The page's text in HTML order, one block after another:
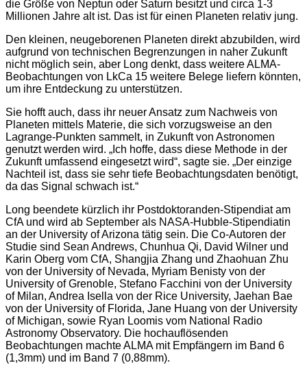
die Größe von Neptun oder Saturn besitzt und circa 1-3
Millionen Jahre alt ist. Das ist für einen Planeten relativ jung.
Den kleinen, neugeborenen Planeten direkt abzubilden, wird
aufgrund von technischen Begrenzungen in naher Zukunft
nicht möglich sein, aber Long denkt, dass weitere ALMA-
Beobachtungen von LkCa 15 weitere Belege liefern könnten,
um ihre Entdeckung zu unterstützen.
Sie hofft auch, dass ihr neuer Ansatz zum Nachweis von
Planeten mittels Materie, die sich vorzugsweise an den
Lagrange-Punkten sammelt, in Zukunft von Astronomen
genutzt werden wird. „Ich hoffe, dass diese Methode in der
Zukunft umfassend eingesetzt wird“, sagte sie. „Der einzige
Nachteil ist, dass sie sehr tiefe Beobachtungsdaten benötigt,
da das Signal schwach ist.“
Long beendete kürzlich ihr Postdoktoranden-Stipendiat am
CfA und wird ab September als NASA-Hubble-Stipendiatin
an der University of Arizona tätig sein. Die Co-Autoren der
Studie sind Sean Andrews, Chunhua Qi, David Wilner und
Karin Oberg vom CfA, Shangjia Zhang und Zhaohuan Zhu
von der University of Nevada, Myriam Benisty von der
University of Grenoble, Stefano Facchini von der University
of Milan, Andrea Isella von der Rice University, Jaehan Bae
von der University of Florida, Jane Huang von der University
of Michigan, sowie Ryan Loomis vom National Radio
Astronomy Observatory. Die hochauflösenden
Beobachtungen machte ALMA mit Empfängern im Band 6
(1,3mm) und im Band 7 (0,88mm).